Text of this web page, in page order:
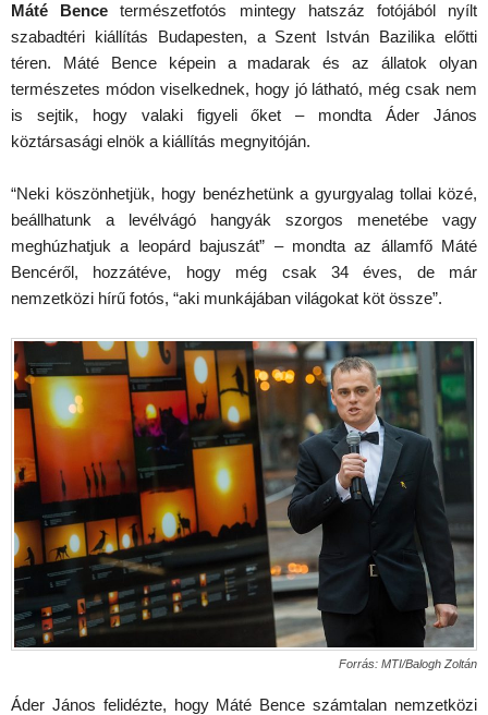
Máté Bence természetfotós mintegy hatszáz fotójából nyílt
szabadtéri kiállítás Budapesten, a Szent István Bazilika előtti
téren. Máté Bence képein a madarak és az állatok olyan
természetes módon viselkednek, hogy jó látható, még csak nem
is sejtik, hogy valaki figyeli őket – mondta Áder János
köztársasági elnök a kiállítás megnyitóján.
“Neki köszönhetjük, hogy benézhetünk a gyurgyalag tollai közé,
beállhatunk a levélvágó hangyák szorgos menetébe vagy
meghúzhatjuk a leopárd bajuszát” – mondta az államfő Máté
Bencéről, hozzátéve, hogy még csak 34 éves, de már
nemzetközi hírű fotós, “aki munkájában világokat köt össze”.
Forrás: MTI/Balogh Zoltán
Áder János felidézte, hogy Máté Bence számtalan nemzetközi